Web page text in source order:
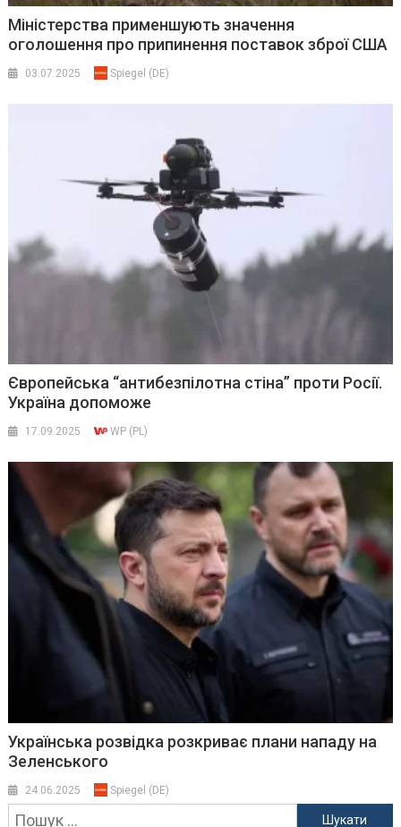
Міністерства применшують значення
оголошення про припинення поставок зброї США
03.07.2025 Spiegel (DE)
Європейська “антибезпілотна стіна” проти Росії.
Україна допоможе
17.09.2025 WP (PL)
Українська розвідка розкриває плани нападу на
Зеленського
24.06.2025 Spiegel (DE)
Пошук: